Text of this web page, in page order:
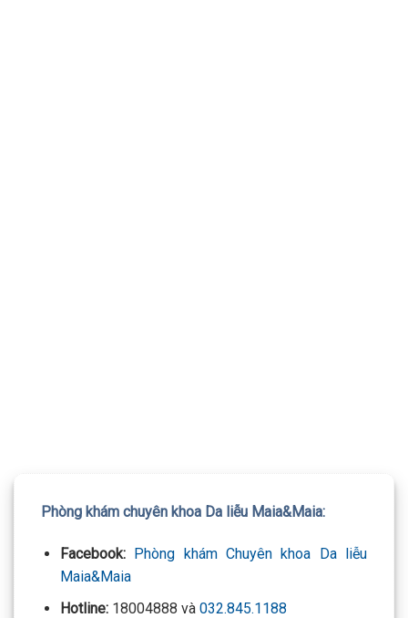
Phòng khám chuyên khoa Da liễu Maia&Maia:
Facebook:
Phòng khám Chuyên khoa Da liễu
Maia&Maia
Hotline:18004888 và 032.845.1188